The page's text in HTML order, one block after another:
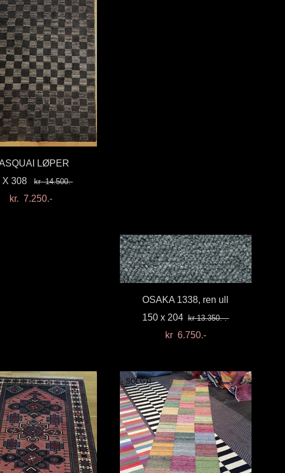
LØPER
X 308kr 14.500.-
kr. 7.250.-
OSAKA 1338, ren ull
150 x 204 kr 13.350.-.-
kr 6.750.-
SOLGT!